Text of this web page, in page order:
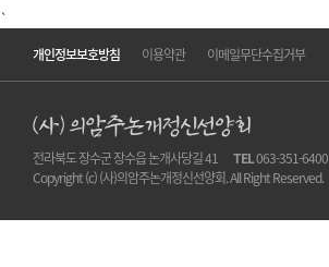
`
개인정보보호방침
이용약관 이메일무단수집거부
전라북도 장수군 장수읍 논개사당길 41 TEL063-351-6400
Copyright (c) (사)의암주논개정신선양회. All Right Reserved.